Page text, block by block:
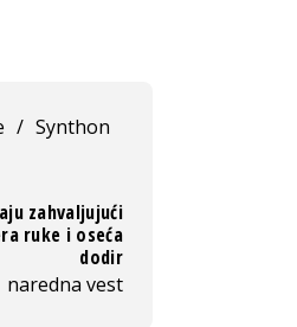
/ Synthon
zahvaljujući
ruke i oseća
dodir
naredna vest